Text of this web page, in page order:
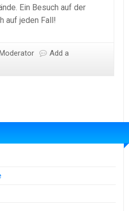
Ein Besuch auf der
auf jeden Fall!
Add a